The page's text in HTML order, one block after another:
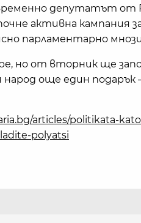
депутатът от
активна кампания
парламентарно
но от вторник ще
още един подарък
articles/politikata-
polyatsi